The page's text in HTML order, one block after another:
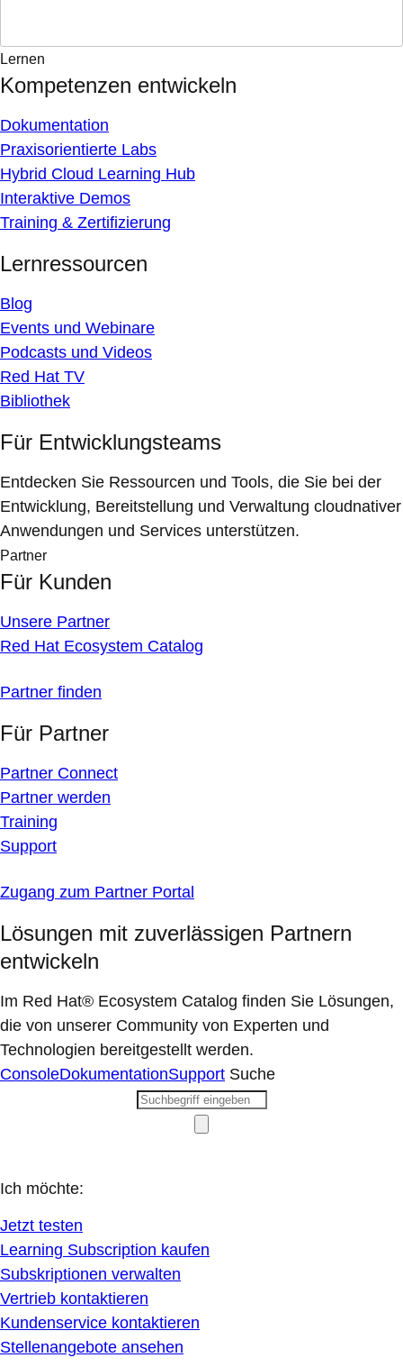
Lernen
Kompetenzen entwickeln
Dokumentation
Praxisorientierte Labs
Hybrid Cloud Learning Hub
Interaktive Demos
Training & Zertifizierung
Lernressourcen
Blog
Events und Webinare
Podcasts und Videos
Red Hat TV
Bibliothek
Für Entwicklungsteams
Entdecken Sie Ressourcen und Tools, die Sie bei der
Entwicklung, Bereitstellung und Verwaltung cloudnativer
Anwendungen und Services unterstützen.
Partner
Für Kunden
Unsere Partner
Red Hat Ecosystem Catalog
Partner finden
Für Partner
Partner Connect
Partner werden
Training
Support
Zugang zum Partner Portal
Lösungen mit zuverlässigen Partnern
entwickeln
Im Red Hat® Ecosystem Catalog finden Sie Lösungen,
die von unserer Community von Experten und
Technologien bereitgestellt werden.
ConsoleDokumentationSupport Suche
Ich möchte:
Jetzt testen
Learning Subscription kaufen
Subskriptionen verwalten
Vertrieb kontaktieren
Kundenservice kontaktieren
Stellenangebote ansehen